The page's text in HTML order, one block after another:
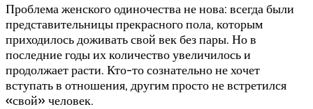
Проблема женского одиночества не нова: всегда были
представительницы прекрасного пола, которым
приходилось доживать свой век без пары. Но в
последние годы их количество увеличилось и
продолжает расти. Кто-то сознательно не хочет
вступать в отношения, другим просто не встретился
«свой» человек.